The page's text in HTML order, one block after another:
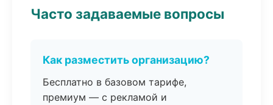
Часто задаваемые вопросы
Как разместить организацию?
Бесплатно в базовом тарифе,
премиум — с рекламой и